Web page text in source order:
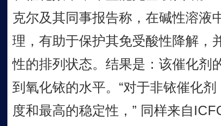
克尔及其同事报告称，在碱性溶液
理，有助于保护其免受酸性降解，
性的排列状态。结果是：该催化剂
到氧化铱的水平。“对于非铱催化
度和最高的稳定性，” 同样来自